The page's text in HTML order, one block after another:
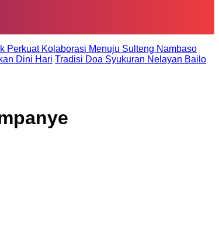
Perkuat Kolaborasi Menuju Sulteng Nambaso
Dini Hari Tradisi Doa Syukuran Nelayan Bailo